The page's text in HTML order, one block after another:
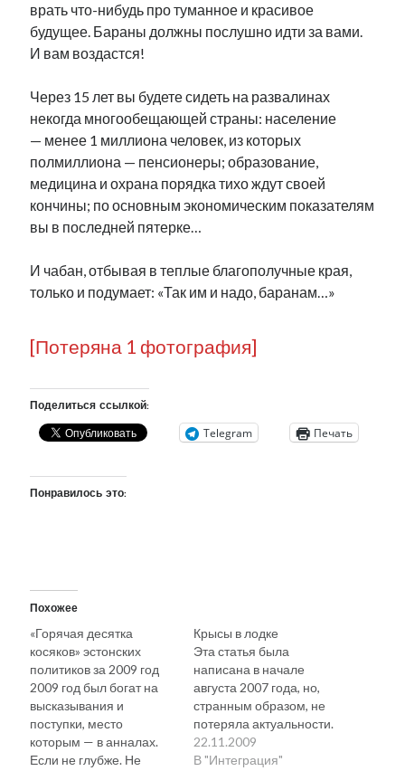
врать что-нибудь про туманное и красивое
будущее. Бараны должны послушно идти за вами.
И вам воздастся!
Через 15 лет вы будете сидеть на развалинах
некогда многообещающей страны: население
— менее 1 миллиона человек, из которых
полмиллиона — пенсионеры; образование,
медицина и охрана порядка тихо ждут своей
кончины; по основным экономическим показателям
вы в последней пятерке…
И чабан, отбывая в теплые благополучные края,
только и подумает: «Так им и надо, баранам…»
[Потеряна 1 фотография]
Поделиться ссылкой:
Telegram Печать
Понравилось это:
Похожее
«Горячая десятка
косяков» эстонских
политиков за 2009 год
2009 год был богат на
высказывания и
поступки, место
которым — в анналах.
Если не глубже. Не
Крысы в лодке
Эта статья была
написана в начале
августа 2007 года, но,
странным образом, не
потеряла актуальности.
Тогда, насколько помню,
заказавшее ее издание
22.11.2009
В "Интеграция"